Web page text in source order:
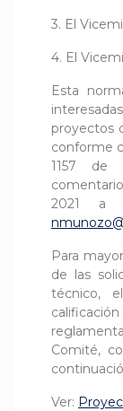
3. El
4. El
Esta
proyectos
conforme
1157 de
2021 a
Para
de las
técnico,
Comité,
Ver: